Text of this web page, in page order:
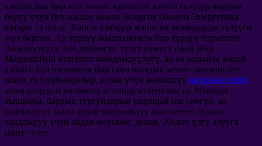
кандайдыр бир жол менен кризисти жөнгө салууда жардам
берүү үчүн бул жашоо менен Энергия боюнча Энергетика
катары түзүлдү. Кайсы адамдар жашаган ааламдарды түзүүгө
жол берген, Ар түрдүү жыштыктагы бир түрдүү термелтет
Акылдуулугу. Бул дүйнөсүн түзүү пункту оъой Жар
Magneticfield иштелип жөндөмдүүлүгү, ал өз алдынча жасай
албайт. Бул өзгөчөлүк бир гана чындык менен билдирилет,
ошол, бул дүйнөдө бар, кулак үчүн жетиштүү өнүккөн сезим
жана алардын көзөмөлү астында иштеп чыгуу. Мындан
тышкары, бардык тургундарын ушундай иш сөөгүн, ал
жакшыртуу жана андай ишенимдүү жол менен алдыга
жылдыруу үчүн абдан өнүккөн, демек, Андан үлгү алууга
шарт түзөт.